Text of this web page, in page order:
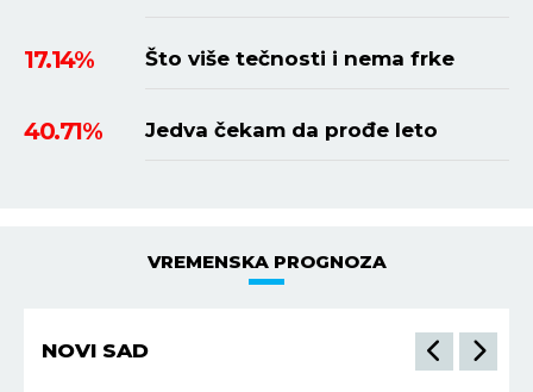
17.14% Što više tečnosti i nema frke
40.71% Jedva čekam da prođe leto
VREMENSKA PROGNOZA
NOVI SAD